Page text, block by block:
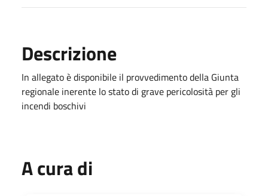
Descrizione
In allegato è disponibile il provvedimento della Giunta
regionale inerente lo stato di grave pericolosità per gli
incendi boschivi
A cura di